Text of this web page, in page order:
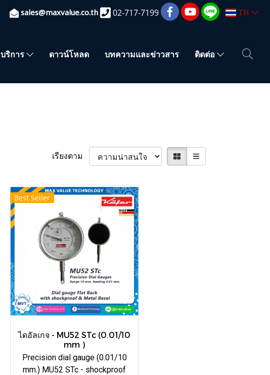
sales@maxvalue.co.th 02-717-7199 TH
บริการ ดาวน์โหลด บทความและข่าวสาร ติดต่อ
เรียงตาม
Best Seller
ไดอัลเกจ - MU52 STc (0.01/10
mm )
Precision dial gauge (0.01/10
mm.) MU52 STc - shockproof